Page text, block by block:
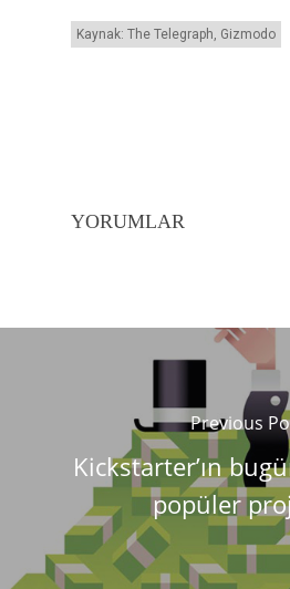
Kaynak: The Telegraph, Gizmodo
YORUMLAR
Previous
Kickstarter’ın
popüler